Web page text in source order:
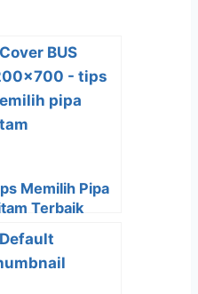
Memilih Pipa
Terbaik
Kebutuhan